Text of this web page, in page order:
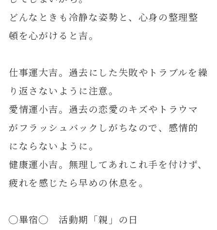
どんなときも冷静な姿勢と、心身の整理整
頓を心がけると吉。
仕事運大吉。過去にした失敗やトラブルを繰
り返さないように注意。
愛情運小吉。過去の恋愛のキズやトラウマ
がフラッシュバックしがちなので、感情的
にならないように。
健康運小吉。無理してあれこれ手を付けず、
疲れを感じたら早めの休息を。
◯畢宿◯ 活動期「親」の日